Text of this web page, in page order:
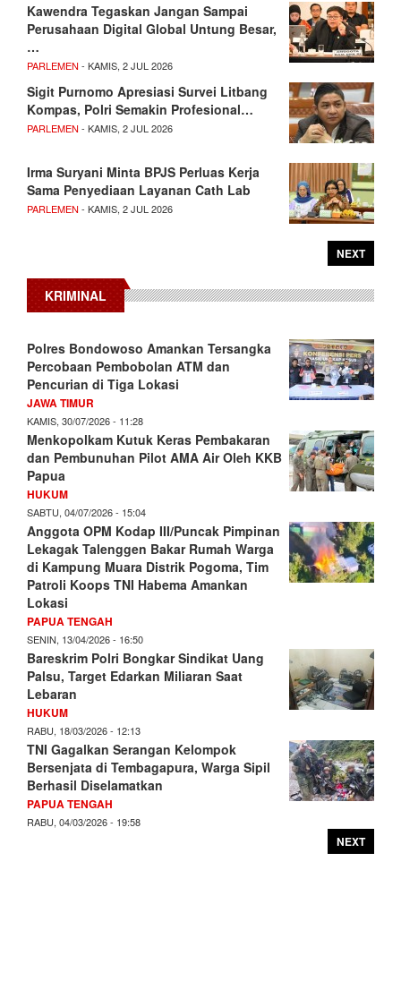
Kawendra Tegaskan Jangan Sampai
Perusahaan Digital Global Untung Besar,
…
PARLEMEN - KAMIS, 2 JUL 2026
Sigit Purnomo Apresiasi Survei Litbang
Kompas, Polri Semakin Profesional…
PARLEMEN - KAMIS, 2 JUL 2026
Irma Suryani Minta BPJS Perluas Kerja
Sama Penyediaan Layanan Cath Lab
PARLEMEN - KAMIS, 2 JUL 2026
NEXT
KRIMINAL
Polres Bondowoso Amankan Tersangka
Percobaan Pembobolan ATM dan
Pencurian di Tiga Lokasi
JAWA TIMUR
KAMIS, 30/07/2026 - 11:28
Menkopolkam Kutuk Keras Pembakaran
dan Pembunuhan Pilot AMA Air Oleh KKB
Papua
HUKUM
SABTU, 04/07/2026 - 15:04
Anggota OPM Kodap III/Puncak Pimpinan
Lekagak Talenggen Bakar Rumah Warga
di Kampung Muara Distrik Pogoma, Tim
Patroli Koops TNI Habema Amankan
Lokasi
PAPUA TENGAH
SENIN, 13/04/2026 - 16:50
Bareskrim Polri Bongkar Sindikat Uang
Palsu, Target Edarkan Miliaran Saat
Lebaran
HUKUM
RABU, 18/03/2026 - 12:13
TNI Gagalkan Serangan Kelompok
Bersenjata di Tembagapura, Warga Sipil
Berhasil Diselamatkan
PAPUA TENGAH
RABU, 04/03/2026 - 19:58
NEXT